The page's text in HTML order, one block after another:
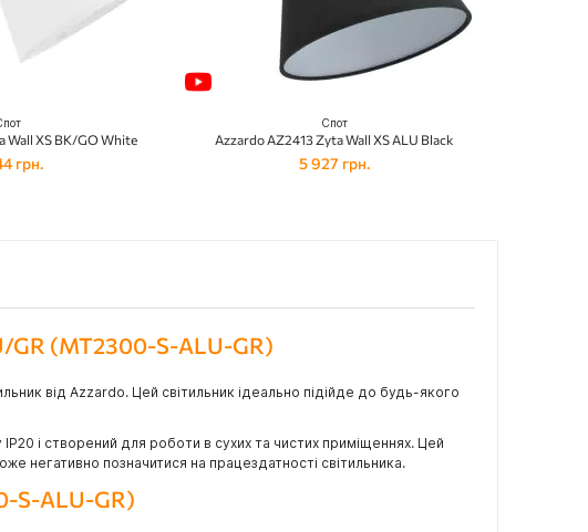
Wall XS BK/GO White
грн.
Спот
Azzardo AZ2413 Zyta Wall XS ALU Black
5 927 грн.
GR (MT2300-S-ALU-GR)
від Azzardo. Цей світильник ідеально підійде до будь-якого
і створений для роботи в сухих та чистих приміщеннях. Цей
негативно позначитися на працездатності світильника.
S-ALU-GR)